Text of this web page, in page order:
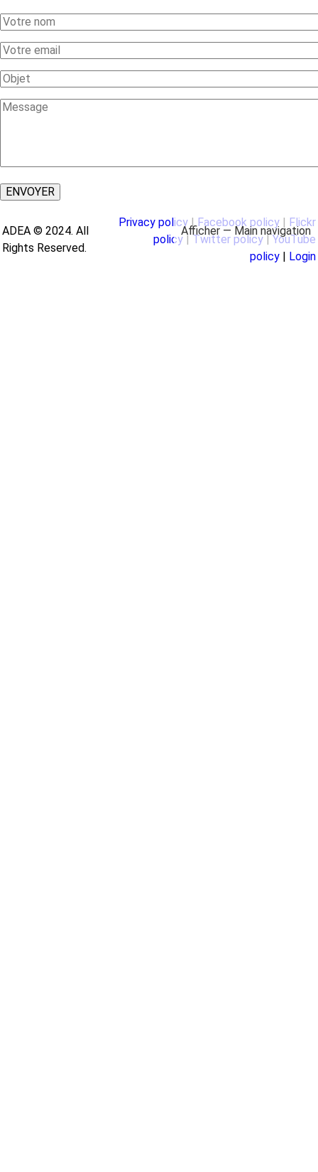
Main
navigation
Afficher — Main navigation
Domaines d'action
Your
Name
Your
Email
Subject
Message
ADEA © 2024. All
Rights Reserved.
Privacy policy|Facebook policy | Flickr
policy |Twitter policy|YouTube
policy | Login